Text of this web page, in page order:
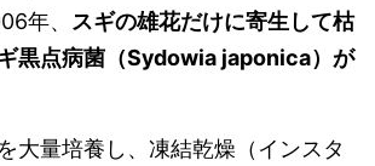
年、 スギの雄花だけに寄生して枯
黒点病菌（Sydowia japonica）が
大量培養し、凍結乾燥（インスタ